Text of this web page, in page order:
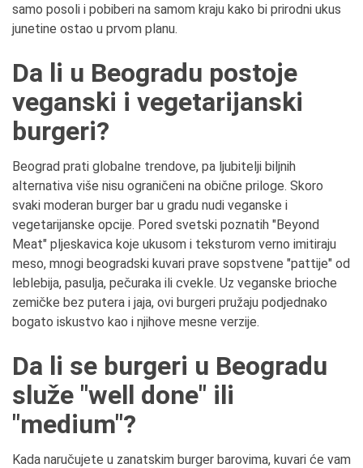
samo posoli i pobiberi na samom kraju kako bi prirodni ukus
junetine ostao u prvom planu.
Da li u Beogradu postoje
veganski i vegetarijanski
burgeri?
Beograd prati globalne trendove, pa ljubitelji biljnih
alternativa više nisu ograničeni na obične priloge. Skoro
svaki moderan burger bar u gradu nudi veganske i
vegetarijanske opcije. Pored svetski poznatih "Beyond
Meat" pljeskavica koje ukusom i teksturom verno imitiraju
meso, mnogi beogradski kuvari prave sopstvene "pattije" od
leblebija, pasulja, pečuraka ili cvekle. Uz veganske brioche
zemičke bez putera i jaja, ovi burgeri pružaju podjednako
bogato iskustvo kao i njihove mesne verzije.
Da li se burgeri u Beogradu
služe "well done" ili
"medium"?
Kada naručujete u zanatskim burger barovima, kuvari će vam